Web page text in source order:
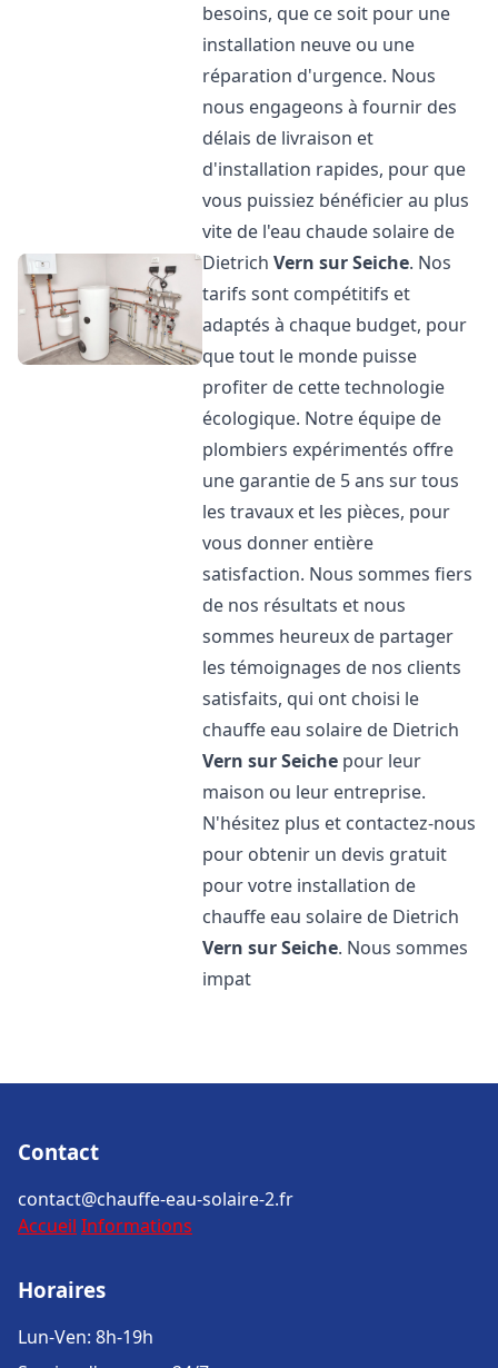
besoins, que ce soit pour une
installation neuve ou une
réparation d'urgence. Nous
nous engageons à fournir des
délais de livraison et
d'installation rapides, pour que
vous puissiez bénéficier au plus
vite de l'eau chaude solaire de
DietrichVern sur Seiche. Nos
tarifs sont compétitifs et
adaptés à chaque budget, pour
que tout le monde puisse
profiter de cette technologie
écologique. Notre équipe de
plombiers expérimentés offre
une garantie de 5 ans sur tous
les travaux et les pièces, pour
vous donner entière
satisfaction. Nous sommes fiers
de nos résultats et nous
sommes heureux de partager
les témoignages de nos clients
satisfaits, qui ont choisi le
chauffe eau solaire de Dietrich
Vern sur Seiche pour leur
maison ou leur entreprise.
N'hésitez plus et contactez-nous
pour obtenir un devis gratuit
pour votre installation de
chauffe eau solaire de Dietrich
Vern sur Seiche. Nous sommes
impat
Contact
contact@chauffe-eau-solaire-2.fr
Accueil Informations
Horaires
Lun-Ven: 8h-19h